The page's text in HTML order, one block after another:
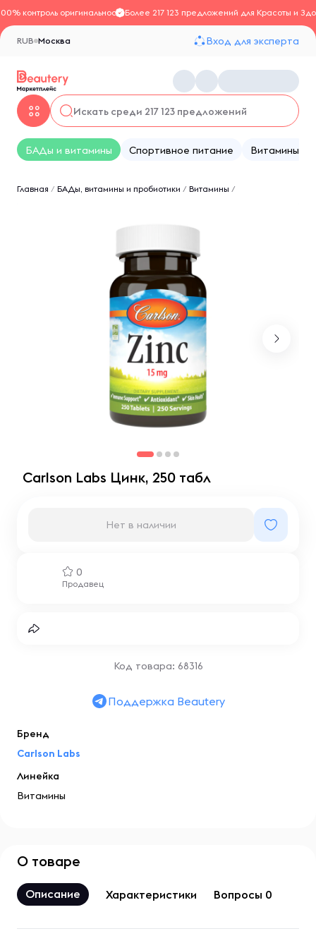
контроль оригинальностиБолее 217 123 предложений для Красоты и
Москва
RUB Вход для эксперта
БАДы и витамины Спортивное питание Витамины
Главная / БАДы, витамины и пробиотики / Витамины /
Carlson Labs Цинк, 250 табл
0
Продавец
Нет в наличии
Код товара: 68316
Поддержка Beautery
Бренд
Carlson Labs
Линейка
Витамины
О товаре
Описание Характеристики Вопросы 0